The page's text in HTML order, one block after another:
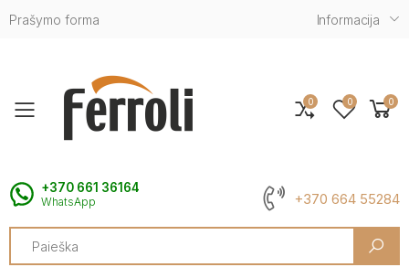
Prašymo forma Informacija
Toggle mobile menu
+370 661 36164
WhatsApp +370 664 55284
Search
0 0 0